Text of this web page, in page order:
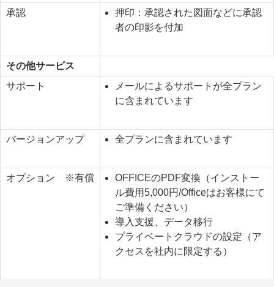
承認
押印：承認された図面などに承認
者の印影を付加
その他サービス
サポート
メールによるサポートが全プラン
に含まれています
バージョンアップ 全プランに含まれています
オプション ※有償
OFFICEのPDF変換（インストー
ル費用5,000円/Officeはお客様にて
ご準備ください）
導入支援、データ移行
プライベートクラウドの設定（ア
クセスを社内に限定する）